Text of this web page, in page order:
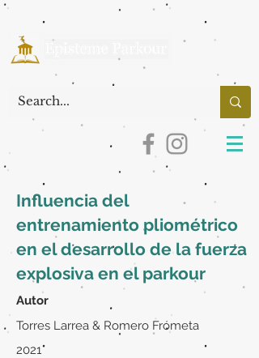
Influencia del
entrenamiento pliométrico
en el desarrollo de la fuerza
explosiva en el parkour
Autor
Torres Larrea & Romero Frómeta
2021